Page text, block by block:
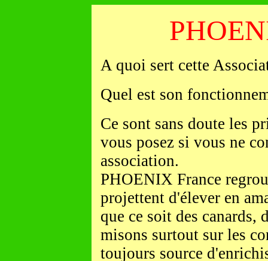
A quoi sert cette
Quel est son
Ce sont sans doute les
vous posez si vous ne
association.
PHOENIX France
projettent d'élever en
que ce soit des canards,
misons surtout sur les
toujours source